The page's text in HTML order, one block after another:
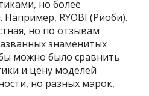
но более
RYOBI (Риоби).
но по отзывам
знаменитых
можно было сравнить
и цену моделей
но разных марок,